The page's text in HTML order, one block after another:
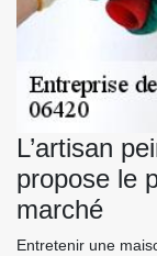
L’artisan
propose le
marché
Entretenir une